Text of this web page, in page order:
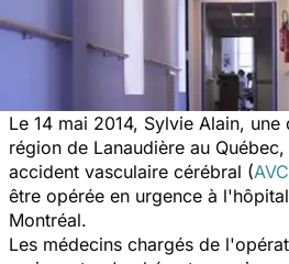
Le 14 mai 2014, Sylvie Alain,
région de Lanaudière au
accident vasculaire cérébral (AVC
être opérée en urgence à
Montréal.
Les médecins chargés de